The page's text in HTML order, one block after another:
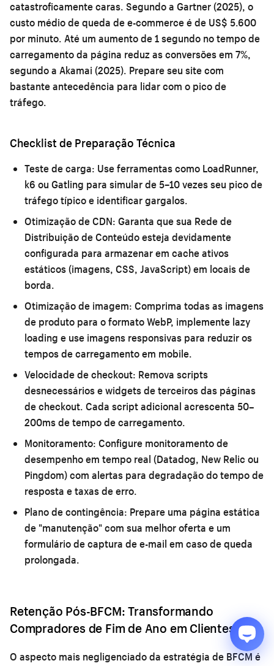
catastroficamente caras. Segundo a Gartner (2025), o
custo médio de queda de e-commerce é de US$ 5.600
por minuto. Até um aumento de 1 segundo no tempo de
carregamento da página reduz as conversões em 7%,
segundo a Akamai (2025). Prepare seu site com
bastante antecedência para lidar com o pico de
tráfego.
Checklist de Preparação Técnica
Teste de carga: Use ferramentas como LoadRunner,
k6 ou Gatling para simular de 5–10 vezes seu pico de
tráfego típico e identificar gargalos.
Otimização de CDN: Garanta que sua Rede de
Distribuição de Conteúdo esteja devidamente
configurada para armazenar em cache ativos
estáticos (imagens, CSS, JavaScript) em locais de
borda.
Otimização de imagem: Comprima todas as imagens
de produto para o formato WebP, implemente lazy
loading e use imagens responsivas para reduzir os
tempos de carregamento em mobile.
Velocidade de checkout: Remova scripts
desnecessários e widgets de terceiros das páginas
de checkout. Cada script adicional acrescenta 50–
200ms de tempo de carregamento.
Monitoramento: Configure monitoramento de
desempenho em tempo real (Datadog, New Relic ou
Pingdom) com alertas para degradação do tempo de
resposta e taxas de erro.
Plano de contingência: Prepare uma página estática
de "manutenção" com sua melhor oferta e um
formulário de captura de e-mail em caso de queda
prolongada.
Retenção Pós-BFCM: Transformando
Compradores de Fim de Ano em Clientes Fiéis
O aspecto mais negligenciado da estratégia de BFCM é